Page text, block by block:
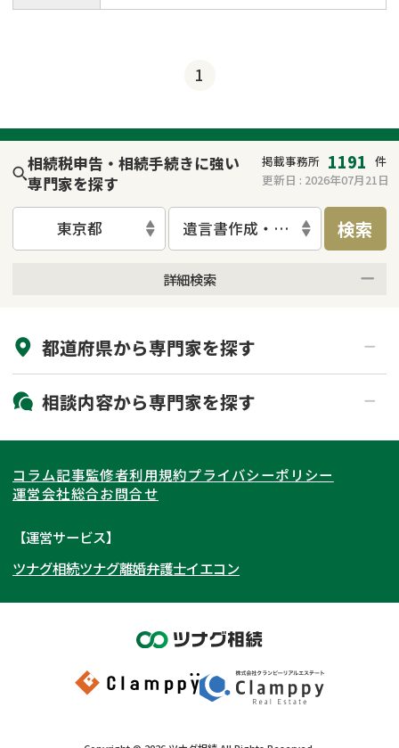
1
相続税申告・相続手続きに強い
専門家を探す
掲載事務所 1191 件
更新日 : 2026年07月21日
東京都 遺言書作成・遺言執行 検索
詳細検索
初回相談無料
土日祝の相談可能
都道府県から専門家を探す
北海道・東北
北海道 青森県
岩手県 宮城県
秋田県
福島県
関東
東京都 神奈川県
埼玉県
茨城県 群馬県
東海
愛知県
岐阜県 山梨県
関西
大阪府 京都府
奈良県
和歌山県
北陸・甲信越
石川県
富山県
岡山県
九州・沖縄
相談内容から専門家を探す
相続登記
遺産分割
相続手続き
家族信託
成年後見・任意後見
相続財産調査
不動産評価(相続不動産)
相続トラブル
コラム記事監修者利用規約プライバシーポリシー
運営会社総合お問合せ
【運営サービス】
ツナグ相続ツナグ離婚弁護士イエコン